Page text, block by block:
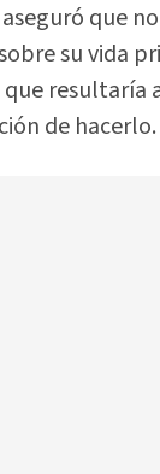
que
su vida
que
de hacerlo.